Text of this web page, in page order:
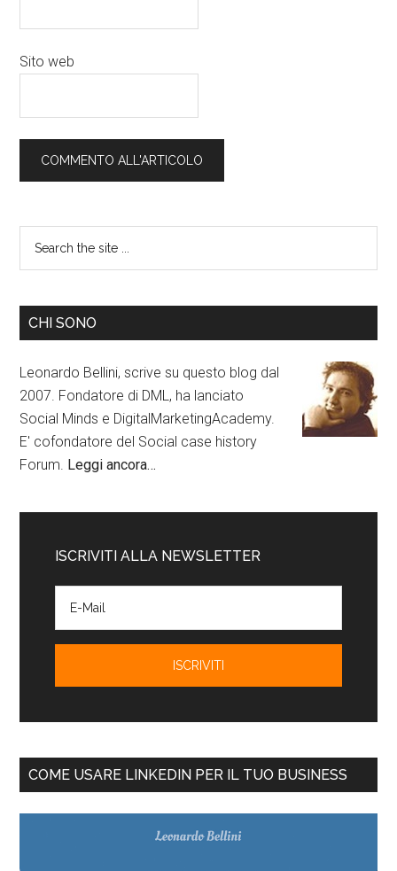
Sito web
CHI SONO
Leonardo Bellini, scrive su questo blog dal
2007. Fondatore di DML, ha lanciato
Social Minds e DigitalMarketingAcademy.
E' cofondatore del Social case history
Forum. Leggi ancora…
ISCRIVITI ALLA NEWSLETTER
COME USARE LINKEDIN PER IL TUO BUSINESS